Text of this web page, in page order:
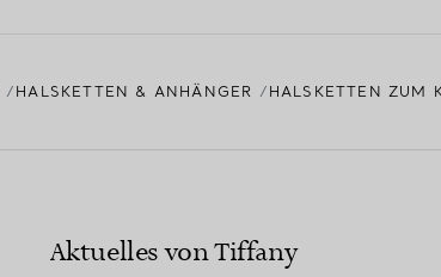
HALSKETTEN & ANHÄNGER HALSKETTEN ZUM
Aktuelles von Tiffany